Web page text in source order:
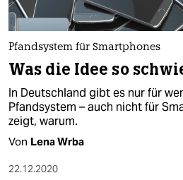
Pfandsystem für Smartphones
Was die Idee so
In Deutschland gibt es nur für
Pfandsystem – auch nicht für
zeigt, warum.
Von Lena Wrba
22.12.2020